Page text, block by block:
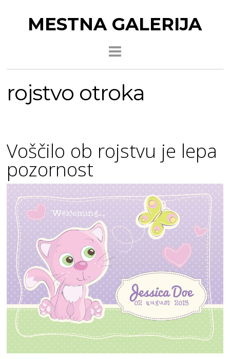
MESTNA GALERIJA
rojstvo otroka
Voščilo ob rojstvu je lepa
pozornost